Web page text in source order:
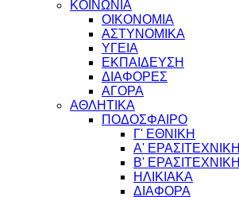
ΚΟΙΝΩΝΙΑ
ΟΙΚΟΝΟΜΙΑ
ΑΣΤΥΝΟΜΙΚΑ
ΥΓΕΙΑ
ΕΚΠΑΙΔΕΥΣΗ
ΔΙΑΦΟΡΕΣ
ΑΓΟΡΑ
ΑΘΛΗΤΙΚΑ
ΠΟΔΟΣΦΑΙΡΟ
Γ' ΕΘΝΙΚΗ
Α' ΕΡΑΣΙΤΕΧΝΙΚΗ
Β' ΕΡΑΣΙΤΕΧΝΙΚΗ
ΗΛΙΚΙΑΚΑ
ΔΙΑΦΟΡΑ